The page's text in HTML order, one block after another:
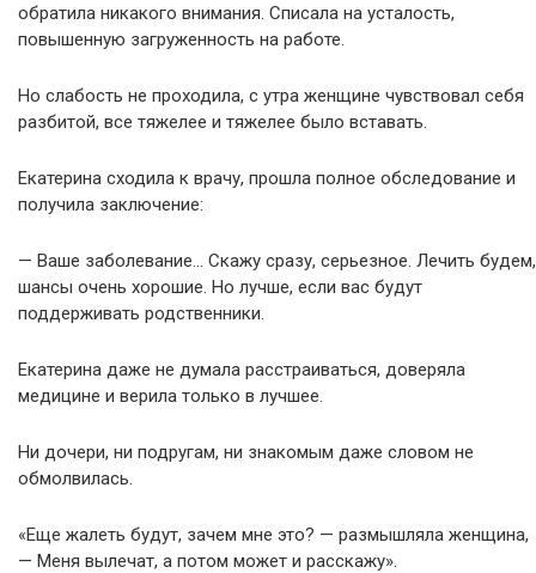
обратила никакого внимания. Списала на усталость,
повышенную загруженность на работе.
Но слабость не проходила, с утра женщине чувствовал себя
разбитой, все тяжелее и тяжелее было вставать.
Екатерина сходила к врачу, прошла полное обследование и
получила заключение:
— Ваше заболевание… Скажу сразу, серьезное. Лечить будем,
шансы очень хорошие. Но лучше, если вас будут
поддерживать родственники.
Екатерина даже не думала расстраиваться, доверяла
медицине и верила только в лучшее.
Ни дочери, ни подругам, ни знакомым даже словом не
обмолвилась.
«Еще жалеть будут, зачем мне это? — размышляла женщина,
— Меня вылечат, а потом может и расскажу».